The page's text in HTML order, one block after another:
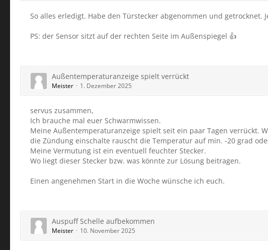
So alles erledigt. Habe den Türstecker abgenommen und getrocknet.
PS: der Sensor sitzt auf der rechten Seite im Außenspiegel 👍
Außentemperaturanzeige spielt verrückt
Meister 1. Dezember 2025
servus zusammen,
Ich brauche mal euer Schwarmwissen.
Meine Außentemperaturanzeige spielt seit ein paar Tagen verrückt.
die Zündung einschalte rauscht die Temperatur auf min. -20 grad
Meine Vermutung ist ein eventuell feuchter Stecker.
Wo liegt dieser Stecker bzw. was könnte zur Lösung beitragen.
Einen angenehmen Start in die Woche wünsche ich euch.
Auspuff Schelle aufbekommen
Meister 10. November 2025